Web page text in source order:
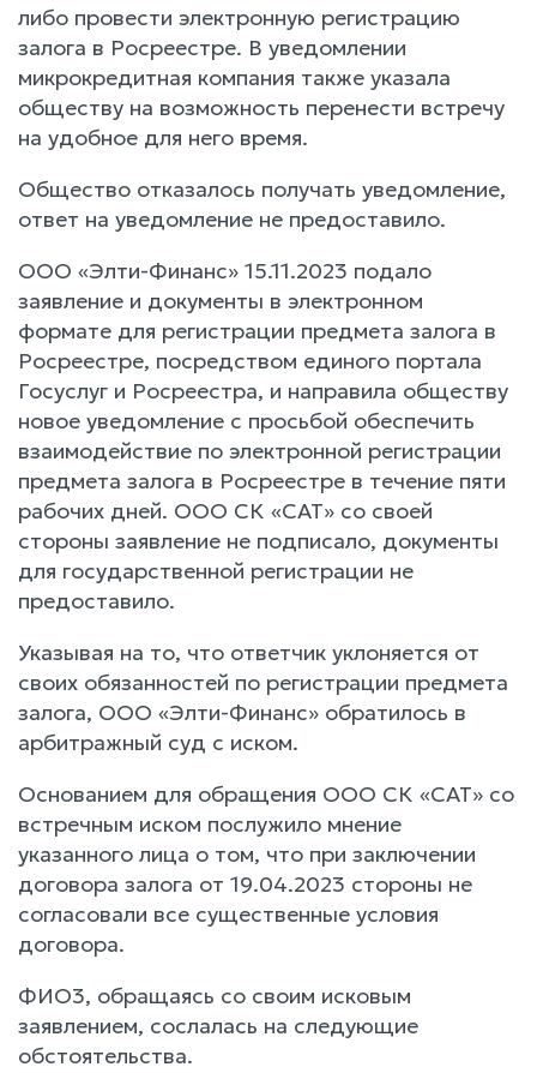
либо провести электронную регистрацию
залога в Росреестре. В уведомлении
микрокредитная компания также указала
обществу на возможность перенести встречу
на удобное для него время.
Общество отказалось получать уведомление,
ответ на уведомление не предоставило.
ООО «Элти-Финанс» 15.11.2023 подало
заявление и документы в электронном
формате для регистрации предмета залога в
Росреестре, посредством единого портала
Госуслуг и Росреестра, и направила обществу
новое уведомление с просьбой обеспечить
взаимодействие по электронной регистрации
предмета залога в Росреестре в течение пяти
рабочих дней. ООО СК «САТ» со своей
стороны заявление не подписало, документы
для государственной регистрации не
предоставило.
Указывая на то, что ответчик уклоняется от
своих обязанностей по регистрации предмета
залога, ООО «Элти-Финанс» обратилось в
арбитражный суд с иском.
Основанием для обращения ООО СК «САТ» со
встречным иском послужило мнение
указанного лица о том, что при заключении
договора залога от 19.04.2023 стороны не
согласовали все существенные условия
договора.
ФИО3, обращаясь со своим исковым
заявлением, сослалась на следующие
обстоятельства.